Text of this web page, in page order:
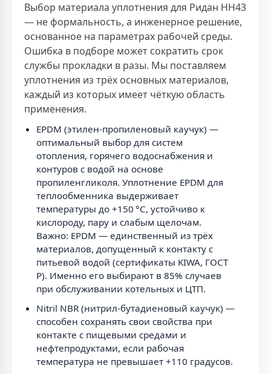
Выбор материала уплотнения для Ридан НН43
— не формальность, а инженерное решение,
основанное на параметрах рабочей среды.
Ошибка в подборе может сократить срок
службы прокладки в разы. Мы поставляем
уплотнения из трёх основных материалов,
каждый из которых имеет чёткую область
применения.
EPDM (этилен-пропиленовый каучук) —
оптимальный выбор для систем
отопления, горячего водоснабжения и
контуров с водой на основе
пропиленгликоля. Уплотнение EPDM для
теплообменника выдерживает
температуры до +150 °C, устойчиво к
кислороду, пару и слабым щелочам.
Важно: EPDM — единственный из трёх
материалов, допущенный к контакту с
питьевой водой (сертификаты KIWA, ГОСТ
Р). Именно его выбирают в 85% случаев
при обслуживании котельных и ЦТП.
Nitril NBR (нитрил-бутадиеновый каучук) —
способен сохранять свои свойства при
контакте с пищевыми средами и
нефтепродуктами, если рабочая
температура не превышает +110 градусов.